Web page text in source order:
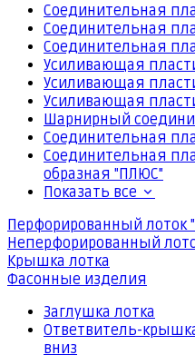
Соединительная
Соединительная
Соединительная
Усиливающая
Усиливающая
Усиливающая
Шарнирный
Соединительная
Соединительная
образная "ПЛЮС"
Показать все
Перфорированный
Неперфорированный
Крышка лотка
Фасонные изделия
Заглушка лотка
Ответвитель-
вниз